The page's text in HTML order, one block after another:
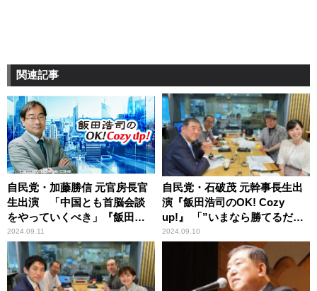
関連記事
自民党・加藤勝信 元官房長官
生出演 「中国とも首脳会談
をやっていくべき」『飯田浩
司のOK! Cozy up!』
2024.09.11
自民党・石破茂 元幹事長生出
演『飯田浩司のOK! Cozy
up!』 「”いまなら勝てるだろ
う解散”みたいなことはよくな
2024.09.10